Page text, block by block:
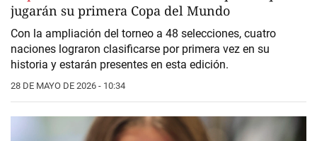
jugarán su primera Copa del Mundo
Con la ampliación del torneo a 48 selecciones, cuatro
naciones lograron clasificarse por primera vez en su
historia y estarán presentes en esta edición.
28 DE MAYO DE 2026 - 10:34